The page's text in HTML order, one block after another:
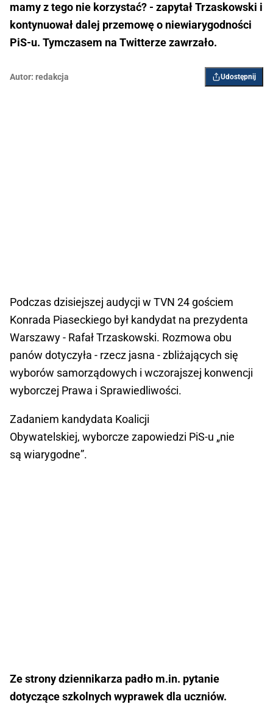
mamy z tego nie korzystać? - zapytał Trzaskowski i
kontynuował dalej przemowę o niewiarygodności
PiS-u. Tymczasem na Twitterze zawrzało.
Autor: redakcja Udostępnij
Podczas dzisiejszej audycji w TVN 24 gościem
Konrada Piaseckiego był kandydat na prezydenta
Warszawy - Rafał Trzaskowski. Rozmowa obu
panów dotyczyła - rzecz jasna - zbliżających się
wyborów samorządowych i wczorajszej konwencji
wyborczej Prawa i Sprawiedliwości.
Zadaniem kandydata Koalicji
Obywatelskiej, wyborcze zapowiedzi PiS-u „nie
są wiarygodne”.
Ze strony dziennikarza padło m.in. pytanie
dotyczące szkolnych wyprawek dla uczniów.